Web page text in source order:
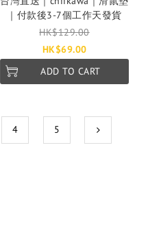
｜付款後3-7個工作天發貨
HK$129.00
HK$69.00
ADD TO CART
4 5